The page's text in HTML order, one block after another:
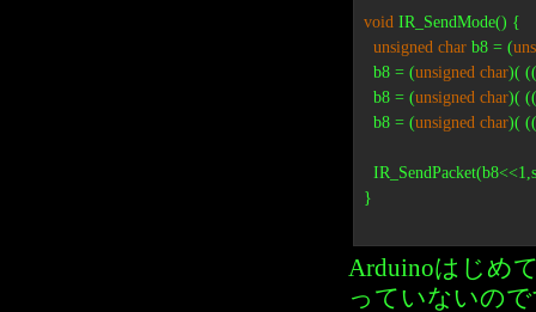
void IR_SendMode() {
unsigned char b8 = (
b8 = (unsigned char)(
b8 = (unsigned char)(
b8 = (unsigned char)(
}
Arduinoはじめ
っていないの